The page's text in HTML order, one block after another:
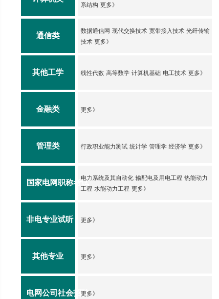
系结构 更多》
通信类
数据通信网 现代交换技术 宽带接入技术 光纤传输
技术 更多》
其他工学 线性代数 高等数学 计算机基础 电工技术 更多》
金融类 更多》
管理类 行政职业能力测试 统计学 管理学 经济学 更多》
国家电网职称考试
电力系统及其自动化 输配电及用电工程 热能动力
工程 水能动力工程 更多》
非电专业试听 更多》
其他专业 更多》
电网公司社会招聘
更多》